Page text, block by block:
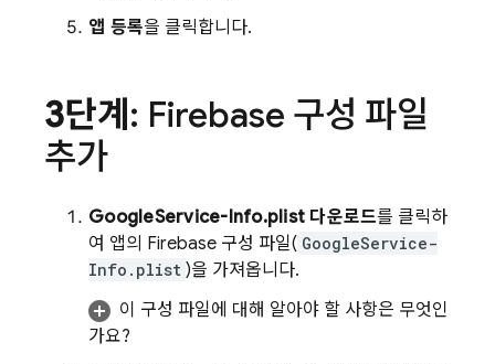
앱 등록을 클릭합니다.
3단계 : Firebase 구성 파일
추가
GoogleService-Info.plist 다운로드를 클릭하
여 앱의 Firebase 구성 파일( GoogleService-
Info.plist )을 가져옵니다.
이 구성 파일에 대해 알아야 할 사항은 무엇인
가요?